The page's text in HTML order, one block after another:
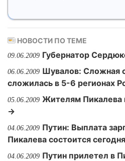
НОВОСТИ ПО ТЕМЕ
09.06.2009 Губернатор
06.06.2009 Шувалов: Сложная
сложилась в 5-6 регионах
05.06.2009 Жителям Пикалева
→
04.06.2009 Путин: Выплата
Пикалева состоится
04.06.2009 Путин прилетел в